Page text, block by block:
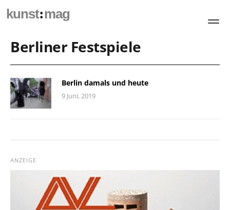
kunst:mag
Berliner Festspiele
Berlin damals und heute
9 Juni, 2019
ANZEIGE